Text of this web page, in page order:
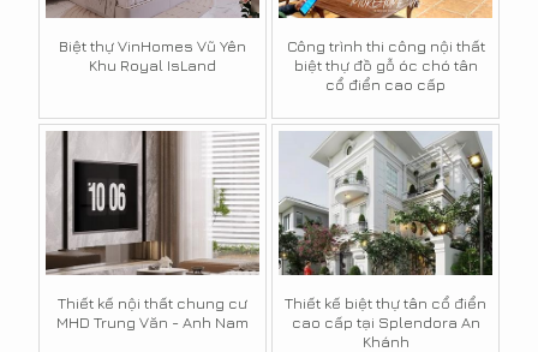
Biệt thự VinHomes Vũ Yên
Khu Royal IsLand
Công trình thi công nội thất
biệt thự đồ gỗ óc chó tân
cổ điển cao cấp
Thiết kế nội thất chung cư
MHD Trung Văn - Anh Nam
Thiết kế biệt thự tân cổ điển
cao cấp tại Splendora An
Khánh